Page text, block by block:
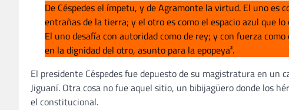
De Céspedes el ímpetu, y de Agramonte la virtud. El uno es
entrañas de la tierra; y el otro es como el espacio azul que
El uno desafía con autoridad como de rey; y con fuerza
en la dignidad del otro, asunto para la epopeya².
El presidente Céspedes fue depuesto de su magistratura en un
Jiguaní. Otra cosa no fue aquel sitio, un bibijagüero donde los
el constitucional.